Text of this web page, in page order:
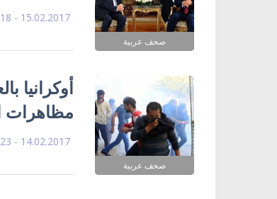
صحف عربية
15.02.2017 - 13:18
صحف عربية
مظاهرات
14.02.2017 - 12:23